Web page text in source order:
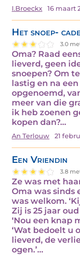
I.Broeckx 16 maart
Het snoep-
3.0
Oma? Raad
lieverd, geen
snoepen? Om
lastig en na
opgenoemd,
meer van die
ik heb zoenen
kopen dan?…
An Terlouw 21
Een Vriendin
3.8
Ze was met
Oma was sinds
was welkom.
Zij is 25 jaar
‘Nou een knap
‘Wat bedoelt u
lieverd, de
ogen.’…